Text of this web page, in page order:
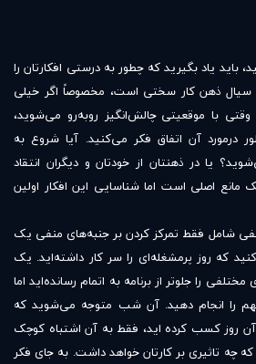
باید یاد بگیرید که چطور به درستی افکارتان را
سیال ذهن کار سختی است، مخصوصاً اگر خیلی
با موقعیتی چالش‌انگیز روبه‌رو می‌شوید،
آن اتفاق فکر می‌کنید. آیا شروع به
یا در ذهنتان از خودتان و دیگران انتقاد
اصلی است اما شناسایی این افکار اولین
شامل فقط تمرکز کردن بر جنبه‌های منفی یک
که روز پرمشغله‌ای را سر کار داشته‌اید. یک
را جلوتر از برنامه به اتمام رسانده‌اید اما
را انجام دهید. آن شب متوجه می‌شوید که
روز کسب کرده اید، فقط به آن اشتباه کوچک
چه تاثیری بر کارتان خواهد داشت. به جای فکر